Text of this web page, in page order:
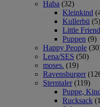
Haba (32)
Kleinkind
Kullerbü (5)
Little
Puppen (9)
Happy People
Lena/SES (50)
moses. (19)
Ravensburger
Sterntaler (119)
Puppe,
Rucksack